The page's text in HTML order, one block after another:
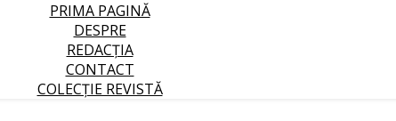
PRIMA PAGINĂ
DESPRE
REDACȚIA
CONTACT
COLECȚIE REVISTĂ